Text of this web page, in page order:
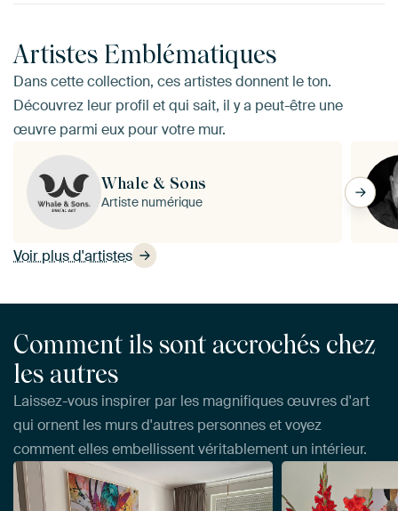
Artistes Emblématiques
Dans cette collection, ces artistes donnent le ton.
Découvrez leur profil et qui sait, il y a peut-être une
œuvre parmi eux pour votre mur.
Voir plus d'artistes
Whale & Sons
Artiste numérique
Comment ils sont accrochés chez
les autres
Laissez-vous inspirer par les magnifiques œuvres d'art
qui ornent les murs d'autres personnes et voyez
comment elles embellissent véritablement un intérieur.